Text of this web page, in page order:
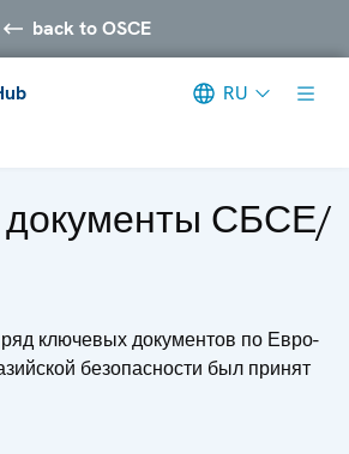
back to OSCE
RU
СБСЕ/
ключевых документов по Евро-
безопасности был принят